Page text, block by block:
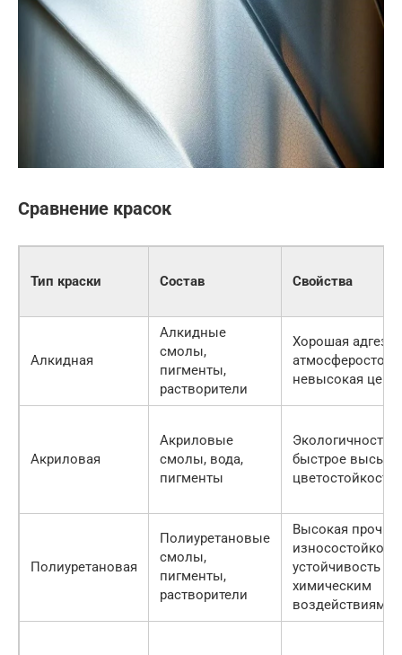
Сравнение красок
Тип краски Состав Свойства
Алкидная
Алкидные
смолы,
пигменты,
растворители
Хорошая
невысокая цена
Акриловая
Акриловые
смолы, вода,
пигменты
Экологичность,
быстрое
цветостойкость
Полиуретановая
Полиуретановые
смолы,
пигменты,
растворители
Высокая
устойчивость к
химическим
воздействиям